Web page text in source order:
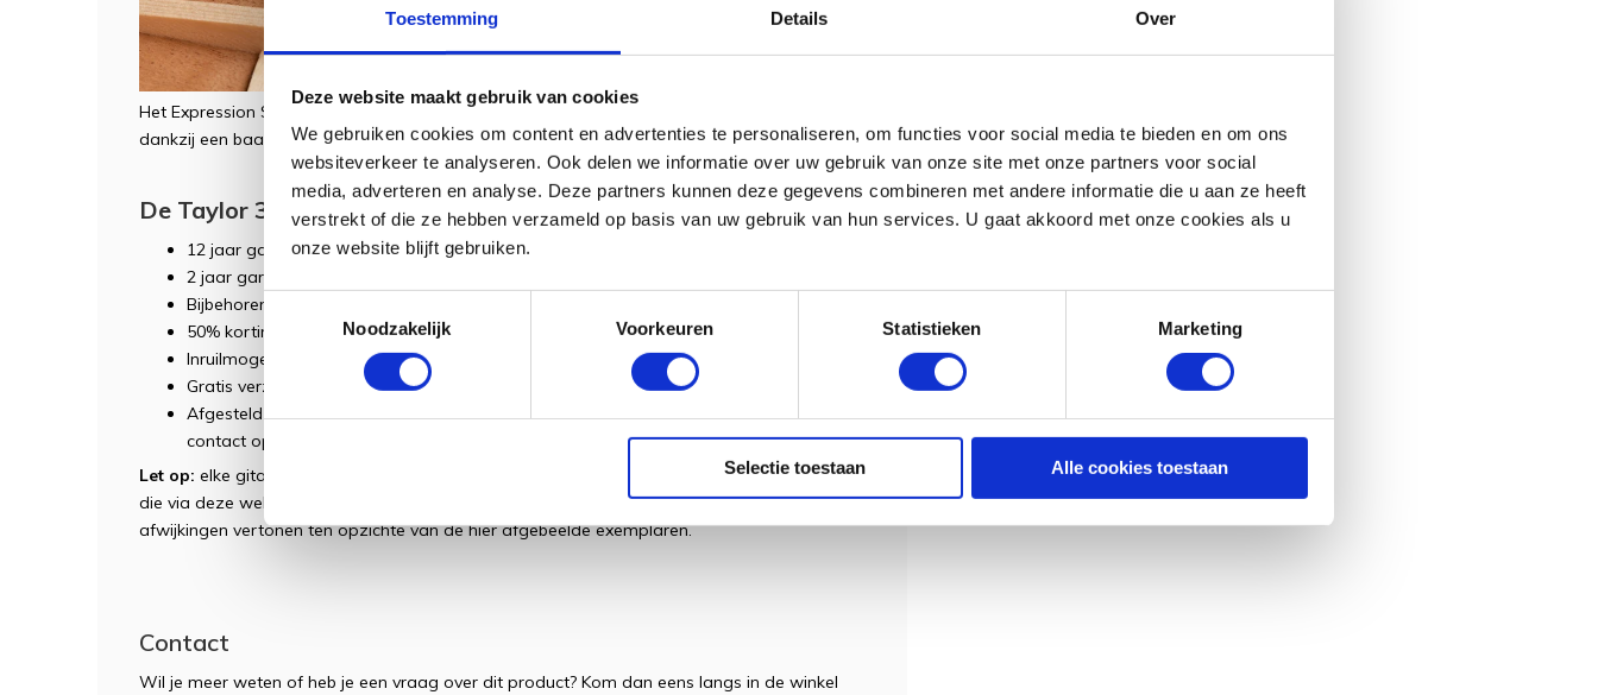
Toestemming Details Over
Deze website maakt gebruik van cookies
We gebruiken cookies om content en advertenties te personaliseren, om functies voor social media te bieden en om ons
websiteverkeer te analyseren. Ook delen we informatie over uw gebruik van onze site met onze partners voor social
media, adverteren en analyse. Deze partners kunnen deze gegevens combineren met andere informatie die u aan ze heeft
verstrekt of die ze hebben verzameld op basis van uw gebruik van hun services. U gaat akkoord met onze cookies als u
onze website blijft gebruiken.
Toestemmingsselectie
Noodzakelijk
Voorkeuren Statistieken Marketing
Selectie toestaan Alle cookies toestaan
Het Expression System 2 legt meer van de dynamische eigenschappen van een gitaar vast
dankzij een baanbrekend ontwerp achter de brug.
De Taylor 322 Ce wordt geleverd inclusief:
12 jaar garantie (na registratie)
2 jaar garantie op het pick-up systeem (na registratie)
Bijbehorende Luxe Taylor HardCase
50% korting op eersteservicebeurt
(geldig tot 6 maanden na aankoopdatum)
Inruilmogelijkheid
Gratis verzending NL/BE
Afgesteld naar eigen wens met eigen voorkeur merk snaren en snaardikte (neem
contact op met de winkel)
Let op: elke gitaar heeft unieke visuele kenmerken vanwege verschillen in houtnerf. Gitaren
die via deze website worden besteld of in de winkel worden gekocht, kunnen kleine visuele
afwijkingen vertonen ten opzichte van de hier afgebeelde exemplaren.
Contact
Wil je meer weten of heb je een vraag over dit product? Kom dan eens langs in de winkel